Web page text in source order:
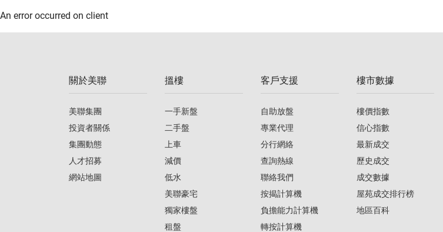
美聯信心指數 較上週 0.7% 03/08/2026)
An error occurred on client
關於美聯
美聯集團
投資者關係
集團動態
人才招募
網站地圖
搵樓
一手新盤
二手盤
上車
減價
低水
美聯豪宅
獨家樓盤
租盤
客戶支援
自助放盤
專業代理
分行網絡
查詢熱線
聯絡我們
按揭計算機
負擔能力計算機
轉按計算機
樓市數據
樓價指數
信心指數
最新成交
歷史成交
成交數據
屋苑成交排行榜
地區百科